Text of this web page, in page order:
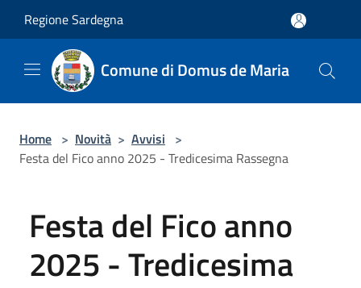
Regione Sardegna
Comune di Domus de Maria
Home > Novità > Avvisi >
Festa del Fico anno 2025 - Tredicesima Rassegna
Festa del Fico anno
2025 - Tredicesima